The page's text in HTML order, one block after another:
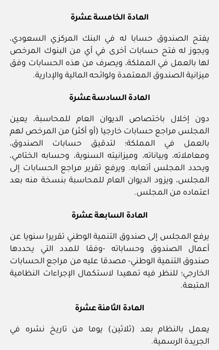
المادة الخامسة عشرة
يفتح الصندوق حسابا له في البنك المركزي السعودي،
ويجوز له فتح حسابات أخرى في أي من البنوك المرخص
لها بالعمل في المملكة، ويصرف من هذه الحسابات وفق
ميزانية الصندوق المعتمدة ولوائحه المالية والإدارية.
المادة السادسة عشرة
دون إخلال باختصاص الديوان العام للمحاسبة، يعين
المجلس مراجع حسابات خارجيا (أو أكثر) من المرخص لهم
بالعمل في المملكة؛ لتدقيق حسابات الصندوق،
ومعاملاته، وبياناته، وميزانيته السنوية، وحسابه الختامي،
ويحدد المجلس أتعابه. ويرفع تقرير مراجع الحسابات إلى
المجلس، ويزود الديوان العام للمحاسبة بنسخة منه بعد
اعتماده من المجلس.
المادة السابعة عشرة
يرفع المجلس إلى صندوق التنمية الوطني تقريرا سنويا عن
أعمال الصندوق وحساباته -وفقا للمدد التي يحددها
صندوق التنمية الوطني- مصدقا عليه من مراجع الحسابات
الخارجي؛ للنظر فيه تمهيدا لاستكمال الإجراءات النظامية
المتبعة.
المادة الثامنة عشرة
يعمل بالنظام بعد (ثلاثين) يوما من تاريخ نشره في
الجريدة الرسمية.